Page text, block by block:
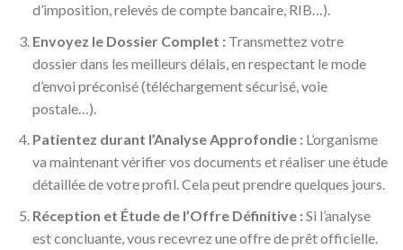
d’imposition, relevés de compte bancaire, RIB…).
Envoyez le Dossier Complet :Transmettez votre
dossier dans les meilleurs délais, en respectant le mode
d’envoi préconisé (téléchargement sécurisé, voie
postale…).
Patientez durant l’Analyse Approfondie :L’organisme
va maintenant vérifier vos documents et réaliser une étude
détaillée de votre profil. Cela peut prendre quelques jours.
Réception et Étude de l’Offre Définitive :Si l’analyse
est concluante, vous recevrez une offre de prêt officielle.